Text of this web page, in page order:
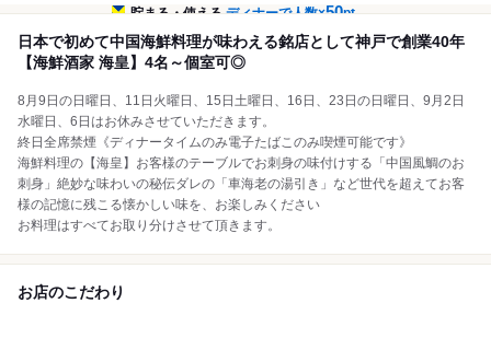
貯まる・使えるディナーで人数×50pt
日本で初めて中国海鮮料理が味わえる銘店として神戸で創業40年
【海鮮酒家 海皇】4名～個室可◎
8月9日の日曜日、11日火曜日、15日土曜日、16日、23日の日曜日、9月2日
水曜日、6日はお休みさせていただきます。
終日全席禁煙《ディナータイムのみ電子たばこのみ喫煙可能です》
海鮮料理の【海皇】お客様のテーブルでお刺身の味付けする「中国風鯛のお
刺身」絶妙な味わいの秘伝ダレの「車海老の湯引き」など世代を超えてお客
様の記憶に残こる懐かしい味を、お楽しみください
お料理はすべてお取り分けさせて頂きます。
お店のこだわり